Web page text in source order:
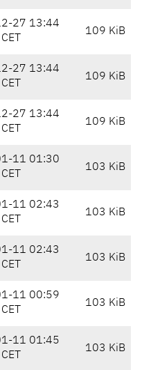
27 13:44
CET
109 KiB
27 13:44
CET
109 KiB
27 13:44
CET
109 KiB
11 01:30
CET
103 KiB
11 02:43
CET
103 KiB
11 02:43
CET
103 KiB
11 00:59
CET
103 KiB
11 01:45
CET
103 KiB